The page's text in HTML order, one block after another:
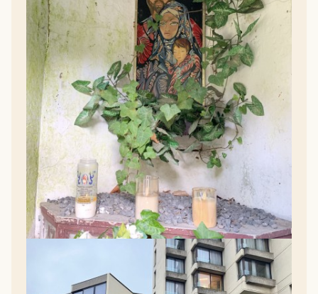
Filosofenfontein